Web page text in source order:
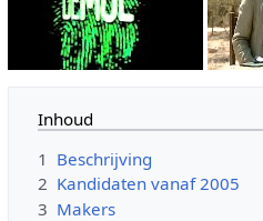
Inhoud
1 Beschrijving
2 Kandidaten vanaf 2005
3 Makers